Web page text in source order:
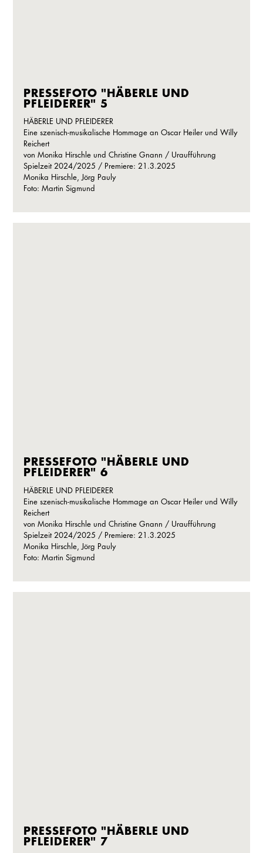
PRESSEFOTO "HÄBERLE UND
PFLEIDERER" 5
HÄBERLE UND PFLEIDERER
Eine szenisch-musikalische Hommage an Oscar Heiler und Willy
Reichert
von Monika Hirschle und Christine Gnann / Uraufführung
Spielzeit 2024/2025 / Premiere: 21.3.2025
Monika Hirschle, Jörg Pauly
Foto: Martin Sigmund
PRESSEFOTO "HÄBERLE UND
PFLEIDERER" 6
HÄBERLE UND PFLEIDERER
Eine szenisch-musikalische Hommage an Oscar Heiler und Willy
Reichert
von Monika Hirschle und Christine Gnann / Uraufführung
Spielzeit 2024/2025 / Premiere: 21.3.2025
Monika Hirschle, Jörg Pauly
Foto: Martin Sigmund
PRESSEFOTO "HÄBERLE UND
PFLEIDERER" 7